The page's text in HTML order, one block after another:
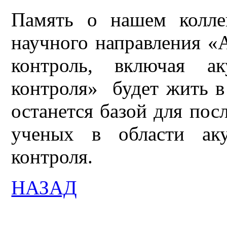
Память о нашем
научного направления
контроль, включая
контроля» будет жить
останется базой для
ученых в области
контроля.
НАЗАД